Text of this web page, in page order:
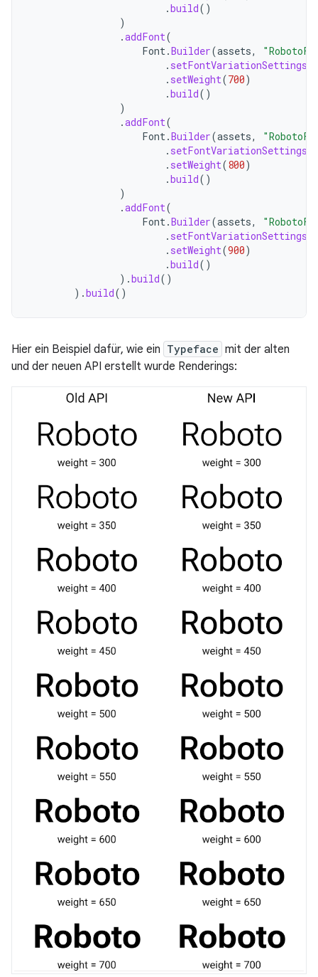
.build()
)
.addFont(
Font.Builder(assets,
. setFontVariationSettings
. setWeight(700)
.build()
)
.addFont(
Font.Builder(assets,
. setFontVariationSettings
. setWeight(800)
.build()
)
.addFont(
Font.Builder(assets,
. setFontVariationSettings
. setWeight(900)
.build()
).build()
).build()
Hier ein Beispiel dafür, wie ein Typeface mit der alten
und der neuen API erstellt wurde Renderings: